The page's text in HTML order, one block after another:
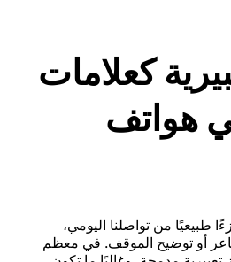
كعلامات
هواتف
طبيعيًا من تواصلنا اليومي،
أو توضيح الموقف. في معظم